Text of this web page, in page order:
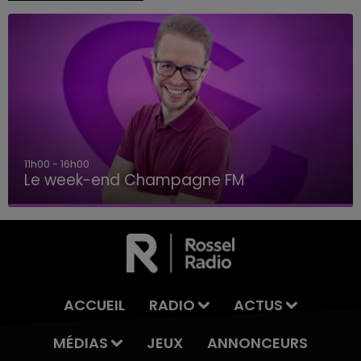
11h00 - 16h00
Le week-end Champagne FM
ACCUEIL RADIO
ACTUS
MÉDIAS
JEUX ANNONCEURS